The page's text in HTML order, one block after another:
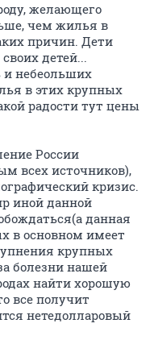
желающего
чем жилья в
причин. Дети
детей...
и небеольших
в этих крупных
радости тут цены
России
всех источников),
кризис.
иной данной
данная
в основном имеет
крупных
болезни нашей
найти хорошую
все получит
нетедолларовый